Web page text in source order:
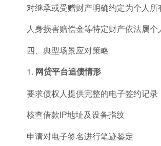
对继承或受赠财产明确约定为个人所
人身损害赔偿金等特定财产依法属个
四、典型场景应对策略
1. 网贷平台追债情形
要求债权人提供完整的电子签约记录
核查借款IP地址及设备指纹
申请对电子签名进行笔迹鉴定